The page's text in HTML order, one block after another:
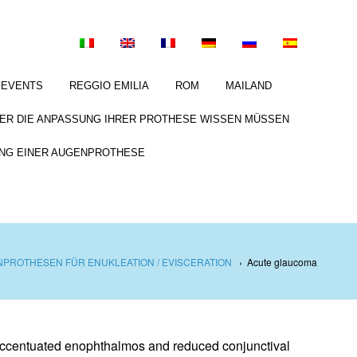
EVENTS REGGIO EMILIA ROM MAILAND
DIE ANPASSUNG IHRER PROTHESE WISSEN MÜSSEN
EINER AUGENPROTHESE
FÜR ENUKLEATION / EVISCERATION › Acute glaucoma
enophthalmos and reduced conjunctival